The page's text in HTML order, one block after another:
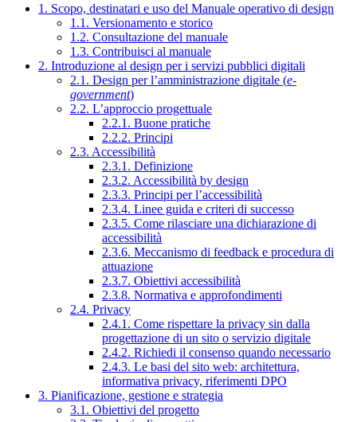
1. Scopo, destinatari e uso del Manuale operativo di design
1.1. Versionamento e storico
1.2. Consultazione del manuale
1.3. Contribuisci al manuale
2. Introduzione al design per i servizi pubblici digitali
2.1. Design per l’amministrazione digitale (e-
government)
2.2. L’approccio progettuale
2.2.1. Buone pratiche
2.2.2. Principi
2.3. Accessibilità
2.3.1. Definizione
2.3.2. Accessibilità by design
2.3.3. Principi per l’accessibilità
2.3.4. Linee guida e criteri di successo
2.3.5. Come rilasciare una dichiarazione di
accessibilità
2.3.6. Meccanismo di feedback e procedura di
attuazione
2.3.7. Obiettivi accessibilità
2.3.8. Normativa e approfondimenti
2.4. Privacy
2.4.1. Come rispettare la privacy sin dalla
progettazione di un sito o servizio digitale
2.4.2. Richiedi il consenso quando necessario
2.4.3. Le basi del sito web: architettura,
informativa privacy, riferimenti DPO
3. Pianificazione, gestione e strategia
3.1. Obiettivi del progetto